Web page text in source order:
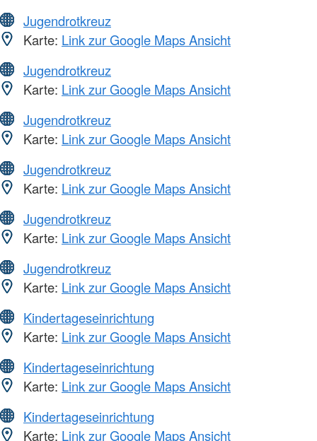
Jugendrotkreuz
Karte: Link zur Google Maps Ansicht
Jugendrotkreuz
Karte: Link zur Google Maps Ansicht
Jugendrotkreuz
Karte: Link zur Google Maps Ansicht
Jugendrotkreuz
Karte: Link zur Google Maps Ansicht
Jugendrotkreuz
Karte: Link zur Google Maps Ansicht
Jugendrotkreuz
Karte: Link zur Google Maps Ansicht
Kindertageseinrichtung
Karte: Link zur Google Maps Ansicht
Kindertageseinrichtung
Karte: Link zur Google Maps Ansicht
Kindertageseinrichtung
Karte: Link zur Google Maps Ansicht